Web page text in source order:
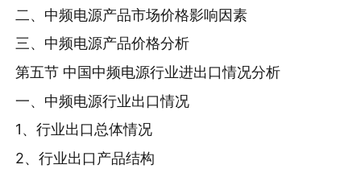
二、中频电源产品市场价格影响因素
三、中频电源产品价格分析
第五节 中国中频电源行业进出口情况分析
一、中频电源行业出口情况
1、行业出口总体情况
2、行业出口产品结构